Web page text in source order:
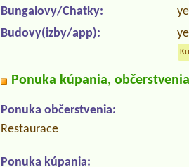
Bungalovy/Chatky:
Budovy(izby/app):
Ponuka kúpania,
Ponuka občerstvenia:
Restaurace
Ponuka kúpania: